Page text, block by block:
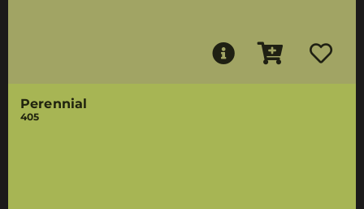
Perennial
405